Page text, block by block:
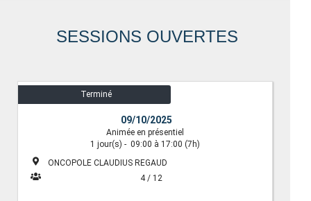
SESSIONS OUVERTES
Terminé
09/10/2025
Animée en présentiel
1 jour(s) - 09:00 à 17:00 (7h)
ONCOPOLE CLAUDIUS REGAUD
4 / 12